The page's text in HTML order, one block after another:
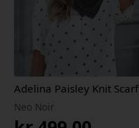
Adelina Paisley Knit Scarf
Neo Noir